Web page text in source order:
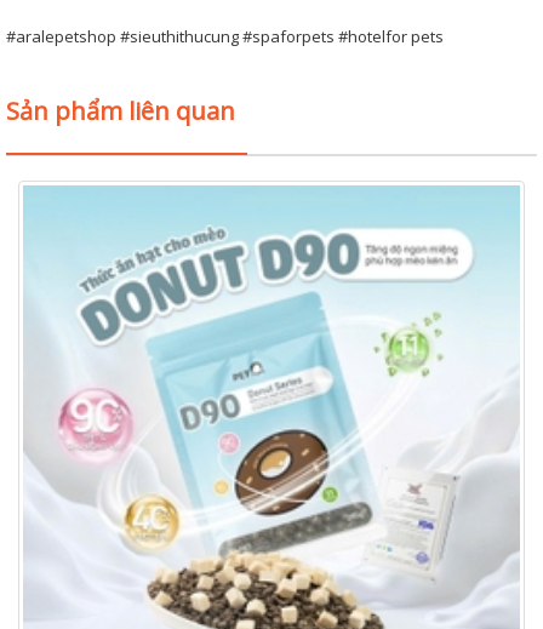
#aralepetshop #sieuthithucung #spaforpets #hotelfor pets
Sản phẩm liên quan